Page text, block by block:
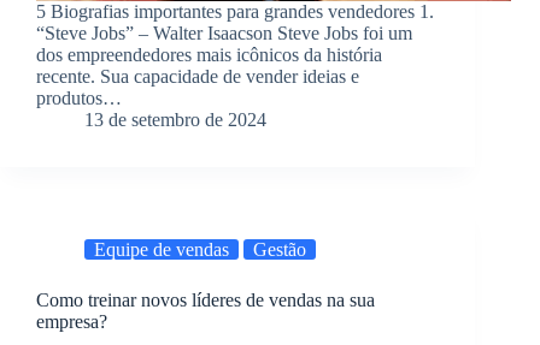
5 Biografias importantes para grandes vendedores 1.
“Steve Jobs” – Walter Isaacson Steve Jobs foi um
dos empreendedores mais icônicos da história
recente. Sua capacidade de vender ideias e
produtos…
13 de setembro de 2024
Equipe de vendas Gestão
Como treinar novos líderes de vendas na sua
empresa?